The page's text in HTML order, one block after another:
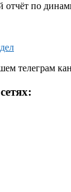
отчёт по
телеграм